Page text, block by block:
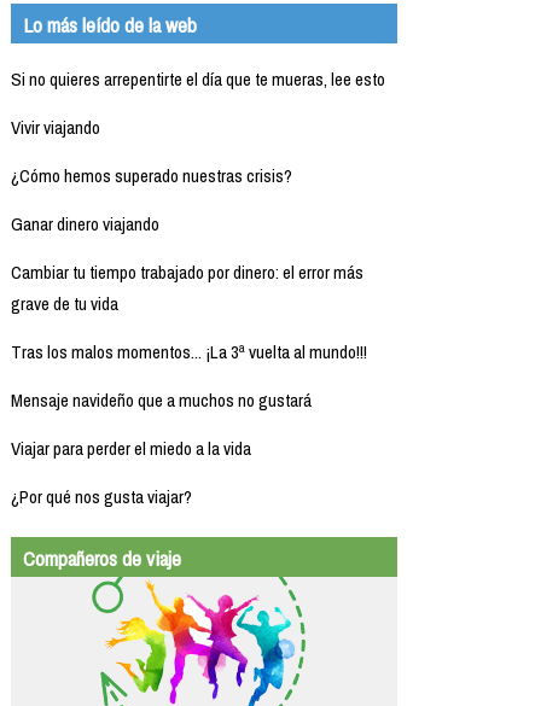
Lo más leído de la web
Si no quieres arrepentirte el día que te mueras, lee esto
Vivir viajando
¿Cómo hemos superado nuestras crisis?
Ganar dinero viajando
Cambiar tu tiempo trabajado por dinero: el error más
grave de tu vida
Tras los malos momentos... ¡La 3ª vuelta al mundo!!!
Mensaje navideño que a muchos no gustará
Viajar para perder el miedo a la vida
¿Por qué nos gusta viajar?
Compañeros de viaje